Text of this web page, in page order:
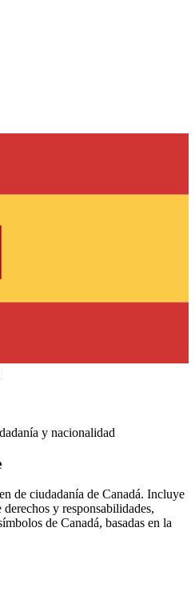
y nacionalidad
de ciudadanía de Canadá. Incluye
y responsabilidades,
de Canadá, basadas en la